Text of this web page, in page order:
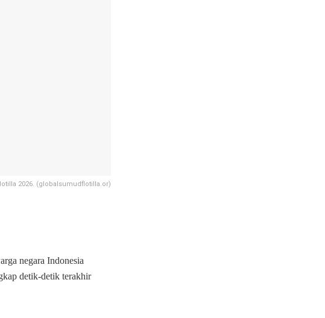
2026. (globalsumudflotilla.or)
negara Indonesia
detik-detik terakhir